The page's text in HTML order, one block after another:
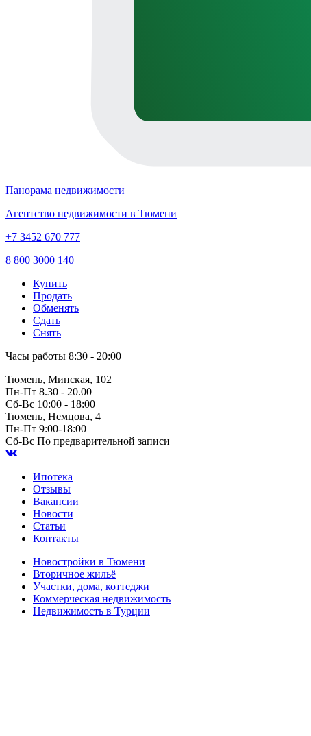
Панорама недвижимости
Агентство недвижимости в Тюмени
+7 3452 670 777
8 800 3000 140
Купить
Продать
Обменять
Сдать
Снять
Часы работы 8:30 - 20:00
Тюмень, Минская, 102
Пн-Пт 8.30 - 20.00
Сб-Вс 10:00 - 18:00
Тюмень, Немцова, 4
Пн-Пт 9:00-18:00
Сб-Вс По предварительной записи
Ипотека
Отзывы
Вакансии
Новости
Статьи
Контакты
Новостройки в Тюмени
Вторичное жильё
Участки, дома, коттеджи
Коммерческая недвижимость
Недвижимость в Турции